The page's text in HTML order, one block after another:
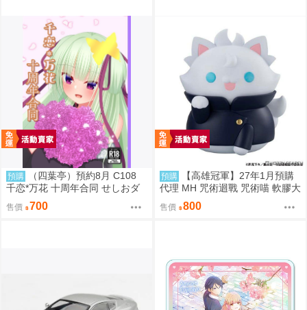
預購
（四葉亭）預約8月 C108
千恋*万花 十周年合同 せしおダ
ブル
售價 700
預購
【高雄冠軍】27年1月預購
代理 MH 咒術迴戰 咒術喵 軟膠大
貓咪 五條悟 再版 免訂金0813
售價 800